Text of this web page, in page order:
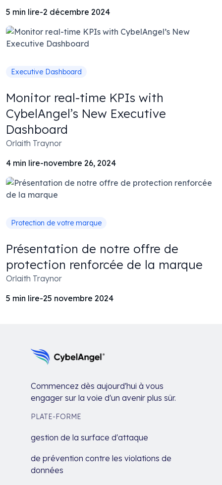
5 min lire-2 décembre 2024
Executive Dashboard
Monitor real-time KPIs with
CybelAngel’s New Executive
Dashboard
Orlaith Traynor
4 min lire-novembre 26, 2024
Protection de votre marque
Présentation de notre offre de
protection renforcée de la marque
Orlaith Traynor
5 min lire-25 novembre 2024
Commencez dès aujourd'hui à vous
engager sur la voie d'un avenir plus sûr.
PLATE-FORME
gestion de la surface d'attaque
de prévention contre les violations de
données